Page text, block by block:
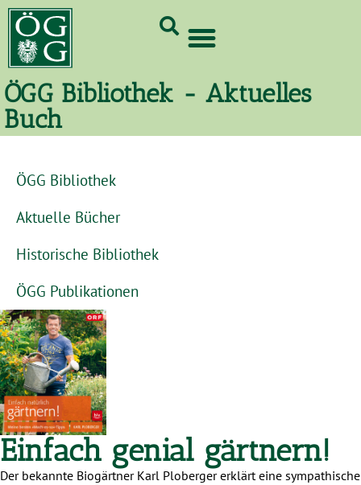
ÖGG Bibliothek - Aktuelles
Buch
ÖGG Bibliothek
Aktuelle Bücher
Historische Bibliothek
ÖGG Publikationen
Einfach genial gärtnern!
Der bekannte Biogärtner Karl Ploberger erklärt eine sympathische